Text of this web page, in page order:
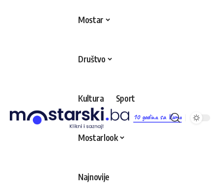
10 godina sa Vama
Mostar
Društvo
Kultura Sport
Mostarlook
Najnovije